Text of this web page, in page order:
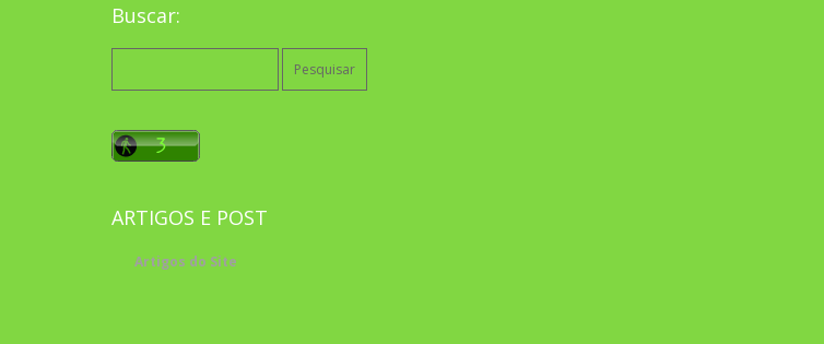
Buscar:
ARTIGOS E POST
Artigos do Site